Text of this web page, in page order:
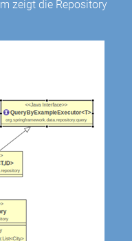
zeigt die Repository